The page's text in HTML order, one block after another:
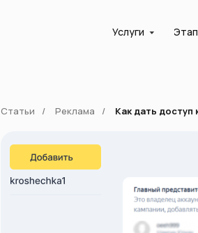
Услуги
Статьи / Реклама / Как дать доступ